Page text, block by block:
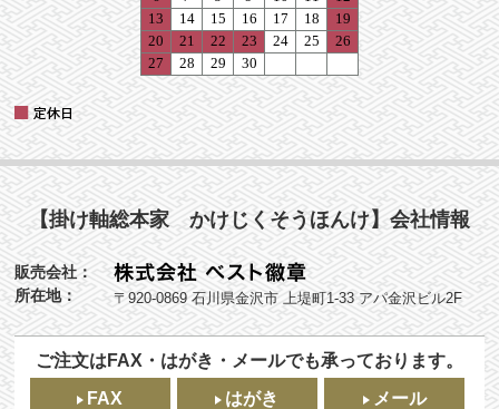
【掛け軸総本家 かけじくそうほんけ】会社情報
販売会社：
所在地：
〒920-0869 石川県金沢市 上堤町1-33 アパ金沢ビル2F
ご注文はFAX・はがき・メールでも承っております。
FAX
はがき メール